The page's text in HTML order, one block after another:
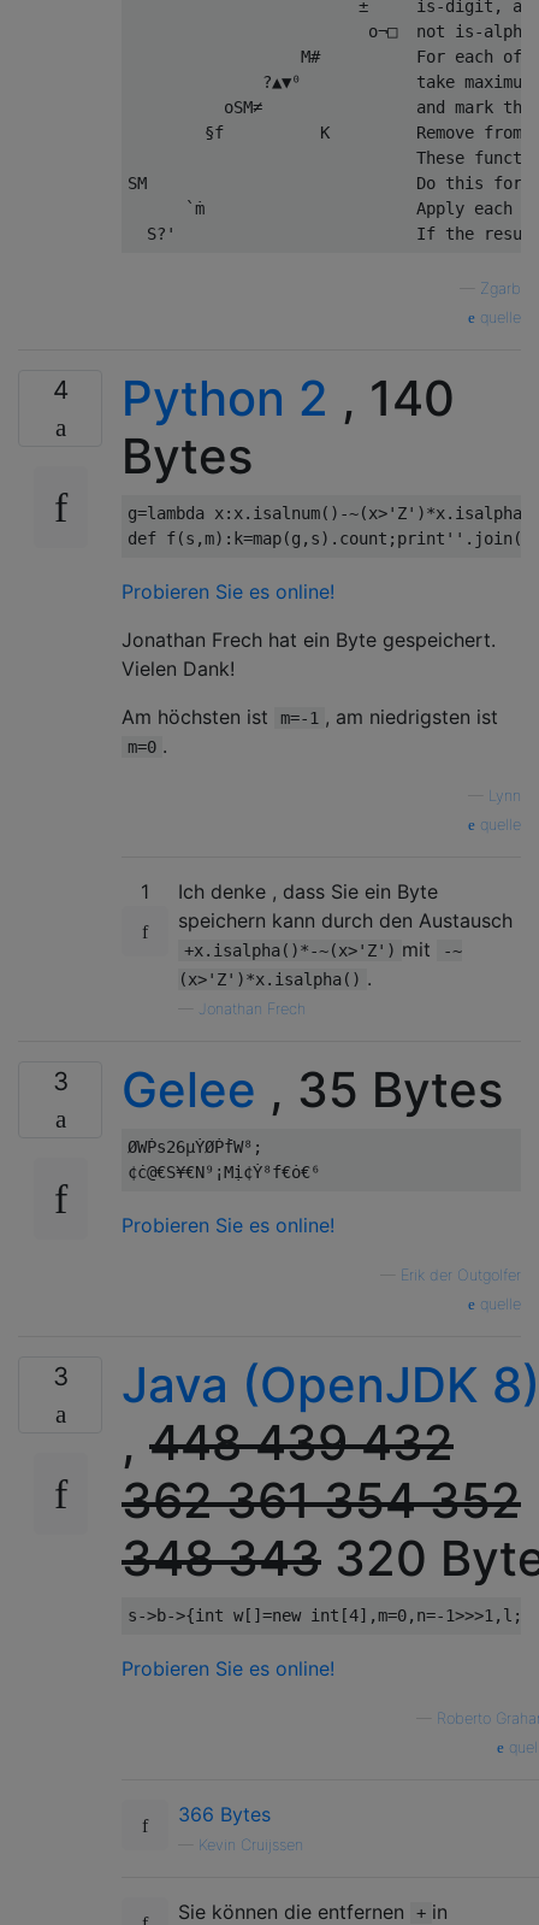
±     is-digit,
o¬□  not is-
M#          For each of
?▲▼⁰            take
oSM≠                and mark
§f          K         Remove from
These
SM                            Do this for
`ṁ                      Apply each
Zgarb
quelle
4 Python 2 , 140
Bytes
g=lambda x: x. isalnum()-~(x>'Z' )*x. isalpha
def f(s ,m): k=map(g , s). count ; print '' . join ([
Probieren Sie es online!
Jonathan Frech hat ein Byte gespeichert.
Vielen Dank!
Am höchsten ist
m=-1 , am niedrigsten ist
m=0 .
Lynn
quelle
1
Ich denke , dass Sie ein Byte
speichern kann durch den Austausch
+x.isalpha()*-~(x>'Z') mit
-~
(x>'Z')*x.isalpha() .
Jonathan Frech
3 Gelee , 35 Bytes
ØWṖs26µẎØṖḟW⁸;
Probieren Sie es online!
Erik der Outgolfer
quelle
3
Java (OpenJDK 8)
, 448439432
362361354352
348343 320
s->b->{int w[]=new int [4],m=0, n=-1>>>1 , l ;
Probieren Sie es online!
Roberto
366 Bytes
Kevin Cruijssen
Sie können die entfernen + in